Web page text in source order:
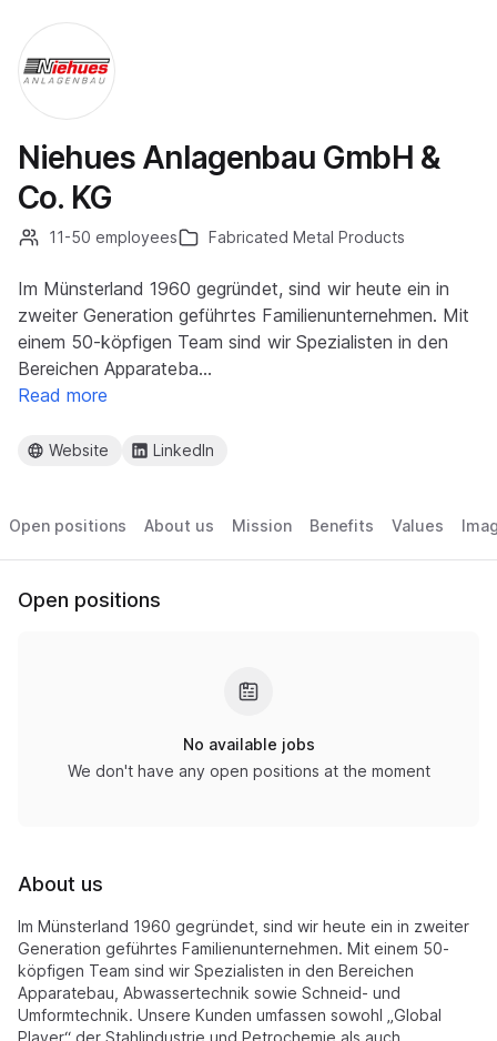
Niehues Anlagenbau GmbH &
Co. KG
11-50 employees Fabricated Metal Products
Im Münsterland 1960 gegründet, sind wir heute ein in
zweiter Generation geführtes Familienunternehmen. Mit
einem 50-köpfigen Team sind wir Spezialisten in den
Bereichen Apparateba…
Read more
Website LinkedIn
Open positions About us Mission Benefits Values
Open positions
No available jobs
We don't have any open positions at the moment
About us
Im Münsterland 1960 gegründet, sind wir heute ein in zweiter
Generation geführtes Familienunternehmen. Mit einem 50-
köpfigen Team sind wir Spezialisten in den Bereichen
Apparatebau, Abwassertechnik sowie Schneid- und
Umformtechnik. Unsere Kunden umfassen sowohl „Global
Player“ der Stahlindustrie und Petrochemie als auch